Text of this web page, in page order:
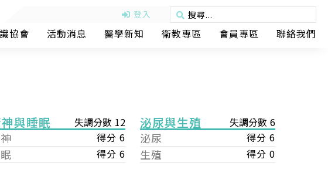
登入
協會 活動消息 醫學新知 衛教專區 會員專區 聯絡我們
與睡眠 失調分數 12
得分 6
得分 6
泌尿與生殖 失調分數 6
泌尿 得分 6
生殖 得分 0